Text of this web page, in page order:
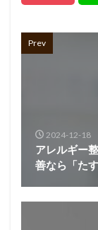
Prev
2024-12-18
アレルギー
善なら「た